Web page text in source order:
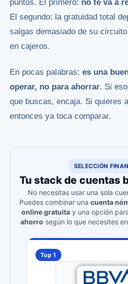
puntos. El primero: no te va a
El segundo: la gratuidad total
salgas demasiado de su
en cajeros.
En pocas palabras: es una
operar, no para ahorrar. Si
que buscas, encaja. Si quieres
entonces ya toca comparar.
SELECCIÓN
Tu stack de cuentas
No necesitas usar una sola
Puedes combinar una cuenta
online gratuita y una opción
ahorro según lo que necesites
Top 1